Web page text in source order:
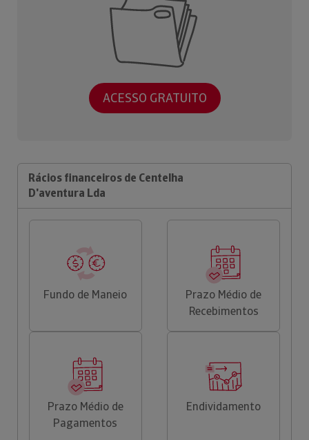
ACESSO GRATUITO
Rácios financeiros de Centelha
D'aventura Lda
Fundo de Maneio
Prazo Médio de
Recebimentos
Prazo Médio de
Pagamentos
Endividamento